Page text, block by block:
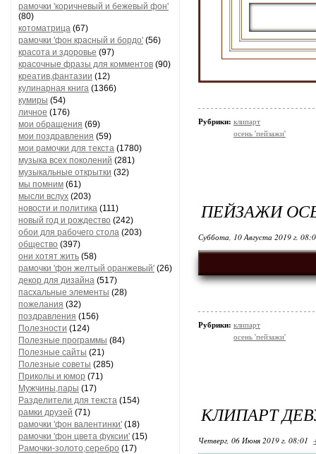
рамочки 'коричневый и бежевый фон'
(80)
котоматрица (67)
рамочки 'фон красный и бордо' (56)
красота и здоровье (97)
красочные фразы для комментов (90)
креатив,фантазии (12)
кулинарная книга (1366)
кумиры (54)
личное (176)
мои обращения (69)
мои поздравления (59)
мои рамочки для текста (1780)
музыка всех поколений (281)
музыкальные открытки (32)
мы помним (61)
мысли вслух (203)
новости и политика (111)
новый год и рождество (242)
обои для рабочего стола (203)
общество (397)
они хотят жить (58)
рамочки 'фон желтый оранжевый' (26)
декор для дизайна (517)
пасхальные элементы (28)
пожелания (32)
поздравления (156)
Полезности (124)
Полезные программы (84)
Полезные сайты (21)
Полезные советы (285)
Приколы и юмор (71)
Мужчины,пары (17)
Разделители для текста (154)
рамки друзей (71)
рамочки 'фон валентинки' (18)
рамочки 'фон цвета фуксии' (15)
Рамочки-золото,серебро (17)
Рубрики: клипарт
осень 'пейзажи'
ПЕЙЗАЖИ
Суббота, 10 Августа 2019 г.
Рубрики: клипарт
осень 'пейзажи'
КЛИПАРТ
Четверг, 06 Июня 2019 г. 08:01